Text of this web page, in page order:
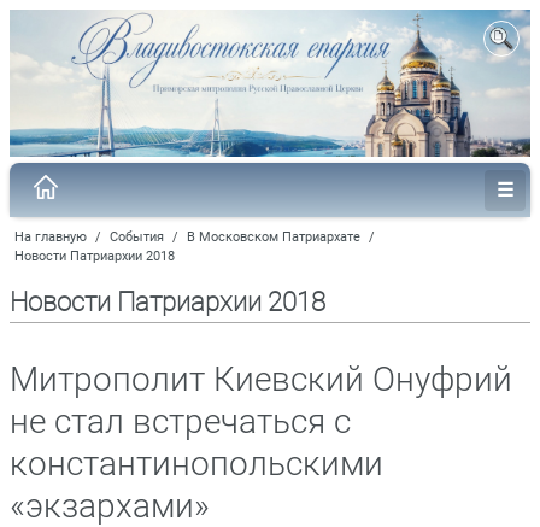
На главную / События / В Московском Патриархате /
Новости Патриархии 2018
Новости Патриархии 2018
Митрополит Киевский Онуфрий
не стал встречаться с
константинопольскими
«экзархами»